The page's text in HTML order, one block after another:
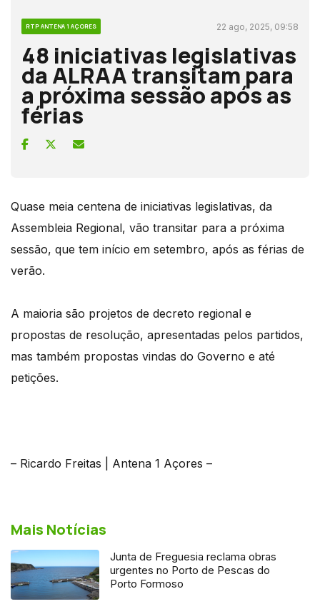
RTP ANTENA 1 AÇORES 22 ago, 2025, 09:58
48 iniciativas legislativas
da ALRAA transitam para
a próxima sessão após as
férias
Quase meia centena de iniciativas legislativas, da
Assembleia Regional, vão transitar para a próxima
sessão, que tem início em setembro, após as férias de
verão.
A maioria são projetos de decreto regional e
propostas de resolução, apresentadas pelos partidos,
mas também propostas vindas do Governo e até
petições.
– Ricardo Freitas | Antena 1 Açores –
Mais Notícias
Junta de Freguesia reclama obras
urgentes no Porto de Pescas do
Porto Formoso